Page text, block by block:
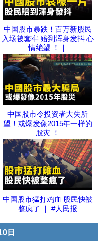
中国股市暴跌！百万新股民
入场被套牢 赔到浑身发抖 心
情绝望 ！｜
中国股市令投资者大失所
望！或爆发像2015年一样的
股灾 ！
中国股市猛打鸡血 股民快被
整疯了 ｜ #人民报
日